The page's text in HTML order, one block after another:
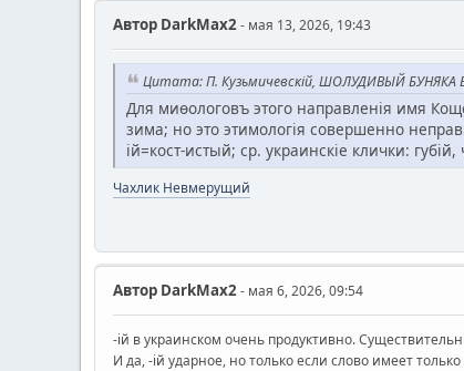
Автор DarkMax2- мая 13, 2026, 19:43
Цитата: П. Кузьмичевскій, ШОЛУДИВЫЙ БУНЯКА
Для миѳологовъ этого направленія имя
зима; но это этимологія совершенно
ій=кост-истый; ср. украинскіе клички:
Чахлик Невмерущий
Автор DarkMax2- мая 6, 2026, 09:54
-ій в украинском очень продуктивно.
И да, -ій ударное, но только если слово имеет